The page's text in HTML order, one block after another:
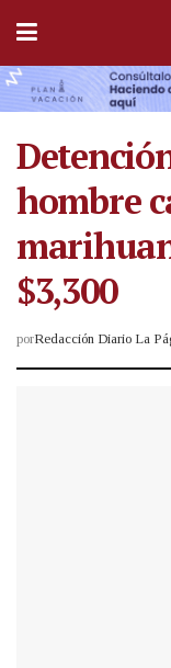
hombre
$3,300
porRedacción Diario La